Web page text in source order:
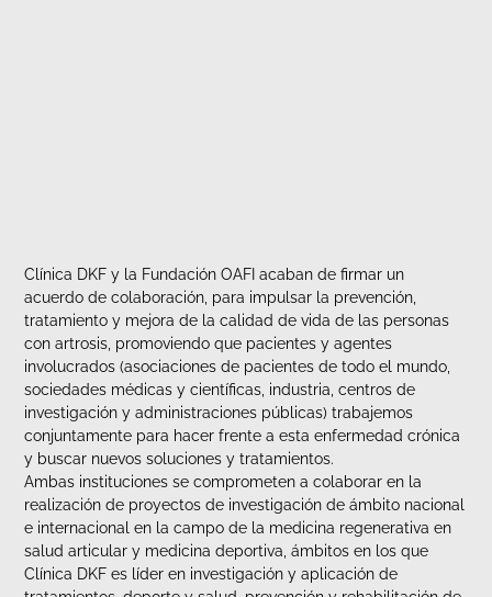
Clínica DKF y la Fundación OAFI acaban de firmar un
acuerdo de colaboración, para impulsar la prevención,
tratamiento y mejora de la calidad de vida de las personas
con artrosis, promoviendo que pacientes y agentes
involucrados (asociaciones de pacientes de todo el mundo,
sociedades médicas y científicas, industria, centros de
investigación y administraciones públicas) trabajemos
conjuntamente para hacer frente a esta enfermedad crónica
y buscar nuevos soluciones y tratamientos.
Ambas instituciones se comprometen a colaborar en la
realización de proyectos de investigación de ámbito nacional
e internacional en la campo de la medicina regenerativa en
salud articular y medicina deportiva, ámbitos en los que
Clínica DKF es líder en investigación y aplicación de